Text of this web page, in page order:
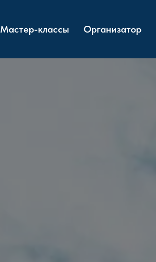
Мастер-классы Организатор